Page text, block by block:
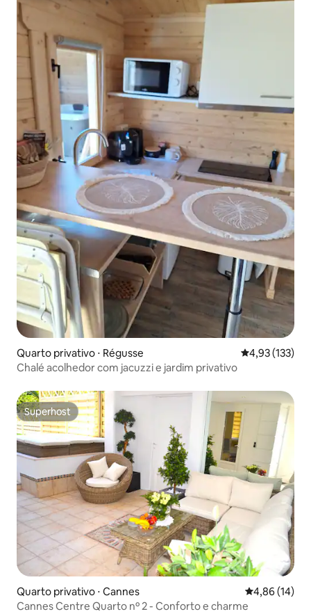
Quarto privativo ⋅ Régusse 4,93 de uma
4,93 (133)
Chalé acolhedor com jacuzzi e jardim privativo
Superhost
Superhost
Quarto privativo ⋅ Cannes 4,86 de uma
4,86 (14)
Cannes Centre Quarto nº 2 - Conforto e charme